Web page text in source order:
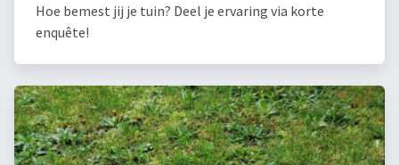
Hoe bemest jij je tuin? Deel je ervaring via korte
enquête!